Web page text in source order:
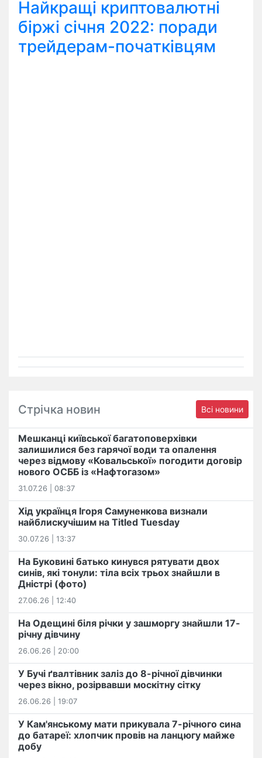
Найкращі криптовалютні
біржі січня 2022: поради
трейдерам-початківцям
Стрічка новин Всі новини
Мешканці київської багатоповерхівки
залишилися без гарячої води та опалення
через відмову «Ковальської» погодити договір
нового ОСББ із «Нафтогазом»
31.07.26 | 08:37
Хід українця Ігоря Самуненкова визнали
найблискучішим на Titled Tuesday
30.07.26 | 13:37
На Буковині батько кинувся рятувати двох
синів, які тонули: тіла всіх трьох знайшли в
Дністрі (фото)
27.06.26 | 12:40
На Одещині біля річки у зашморгу знайшли 17-
річну дівчину
26.06.26 | 20:00
У Бучі ґвалтівник заліз до 8-річної дівчинки
через вікно, розірвавши москітну сітку
26.06.26 | 19:07
У Кам'янському мати прикувала 7-річного сина
до батареї: хлопчик провів на ланцюгу майже
добу